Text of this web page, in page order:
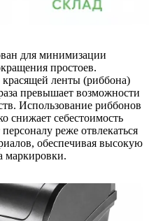
для минимизации
простоев.
ленты (риббона)
превышает возможности
Использование риббонов
снижает себестоимость
реже отвлекаться
обеспечивая высокую
маркировки.